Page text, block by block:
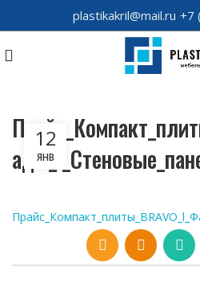
plastikakril@mail.ru +7
12
ЯНВ